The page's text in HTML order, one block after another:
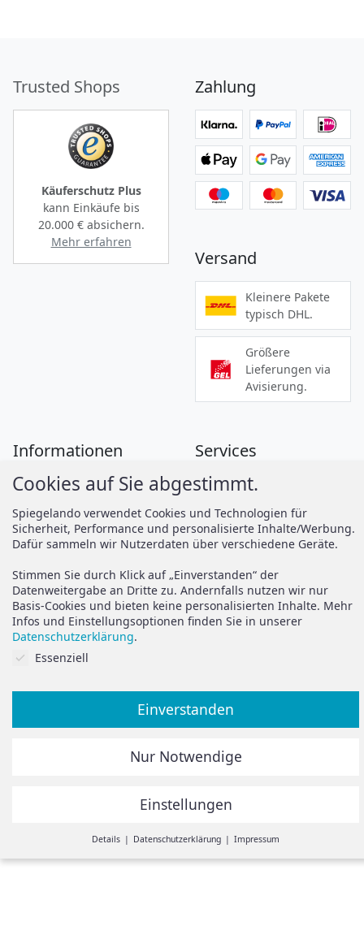
Trusted Shops
Käuferschutz Plus
kann Einkäufe bis
20.000 €absichern.
Mehr erfahren
Zahlung
Versand
Kleinere Pakete
typisch DHL.
Größere
Lieferungen via
Avisierung.
Informationen
Zahlung
Versand
AGB
Vertrag widerrufen
Datenschutz
Impressum
Services
Montageanleitungen
Spiegelando Magazin
Support
Brauchen Sie Hilfe oder
haben Sie Fragen?
Die durchgestrichenen Preise entsprechen dem bisherigen
© Spiegelando 2024
Withdraw from contract
Cookies auf Sie abgestimmt.
Spiegelando verwendet Cookies und Technologien für
Sicherheit, Performance und personalisierte Inhalte/Werbung.
Dafür sammeln wir Nutzerdaten über verschiedene Geräte.
Stimmen Sie durch Klick auf „Einverstanden“ der
Datenweitergabe an Dritte zu. Andernfalls nutzen wir nur
Basis-Cookies und bieten keine personalisierten Inhalte. Mehr
Infos und Einstellungsoptionen finden Sie in unserer
Datenschutzerklärung.
Cookies auf Sie abgestimmt.
Essenziell
Einverstanden
Nur Notwendige
Einstellungen
Details Datenschutzerklärung Impressum
Einstellungen